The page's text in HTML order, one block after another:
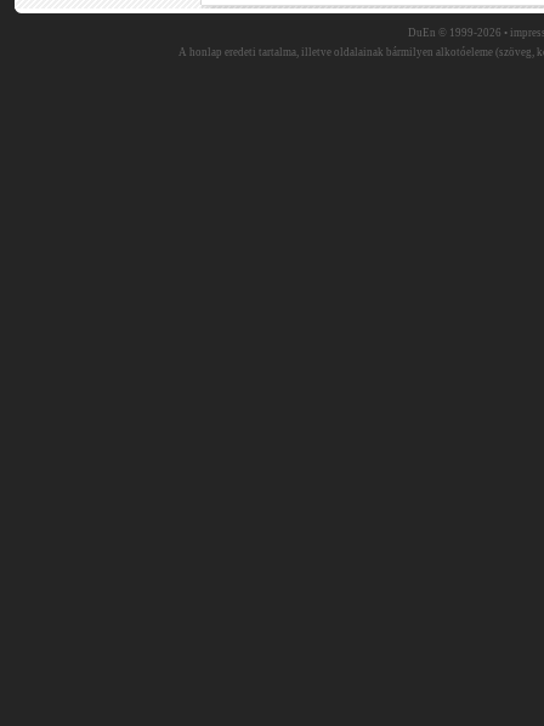
DuEn © 1999-2026 •
A honlap eredeti tartalma, illetve oldalainak bármilyen alkotóeleme (szöveg,